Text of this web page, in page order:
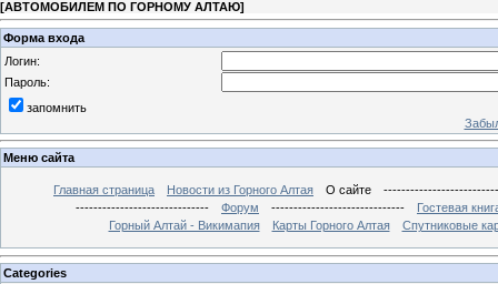
[АВТОМОБИЛЕМ ПО ГОРНОМУ АЛТАЮ]
Форма входа
Логин:
Пароль:
запомнить
Меню сайта
Главная страница Новости из Горного Алтая О сайте
------------------------------
Форум ------------------------------
Гостевая
Горный Алтай - Викимапия
Карты Горного Алтая Спутниковые
Categories